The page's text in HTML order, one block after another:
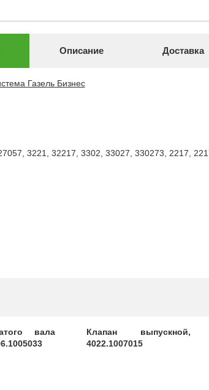
Описание Доставка
Газель Бизнес
3221, 32217, 3302, 33027, 330273, 2217,
вала
Клапан выпускной,
4022.1007015